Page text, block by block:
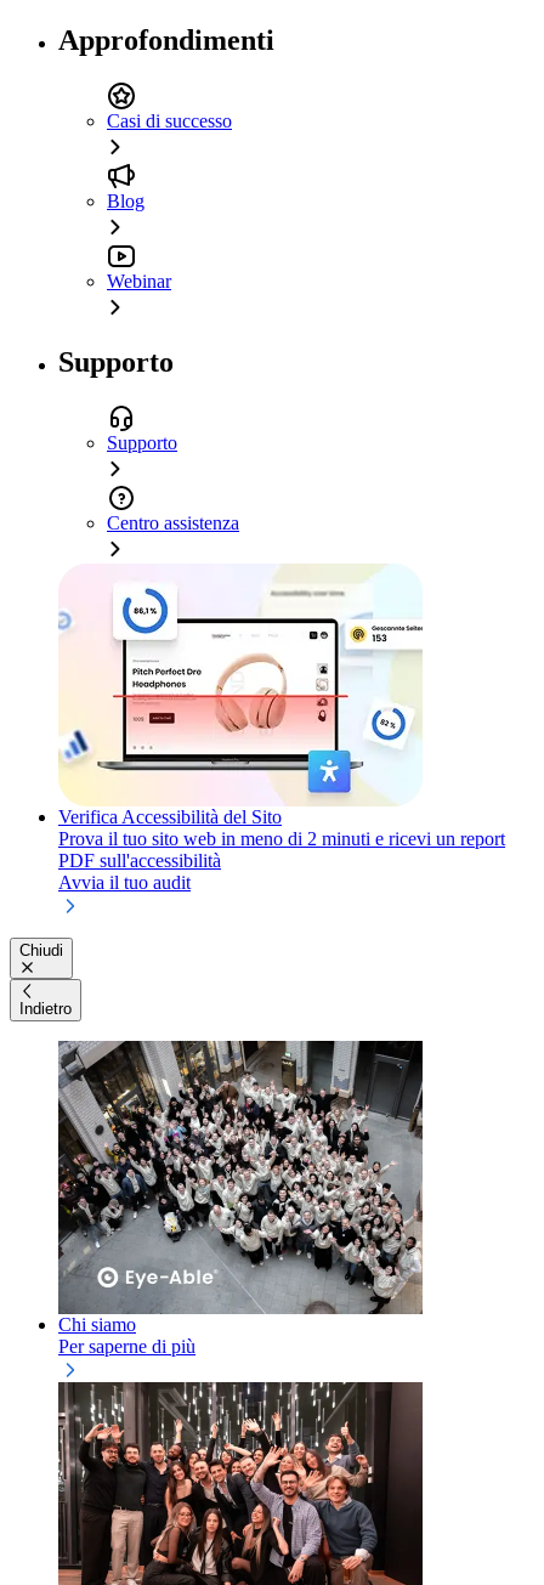
Approfondimenti
Casi di successo
Blog
Webinar
Supporto
Supporto
Centro assistenza
Verifica Accessibilità del Sito
Prova il tuo sito web in meno di 2 minuti e ricevi un report
PDF sull'accessibilità
Avvia il tuo audit
Chiudi
Indietro
Chi siamo
Per saperne di più